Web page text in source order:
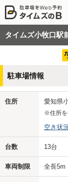
タイムズ小牧口駅
駐車場情報
住所 愛知県
※住所を
空き状
台数 13台
車両制限 全長5m